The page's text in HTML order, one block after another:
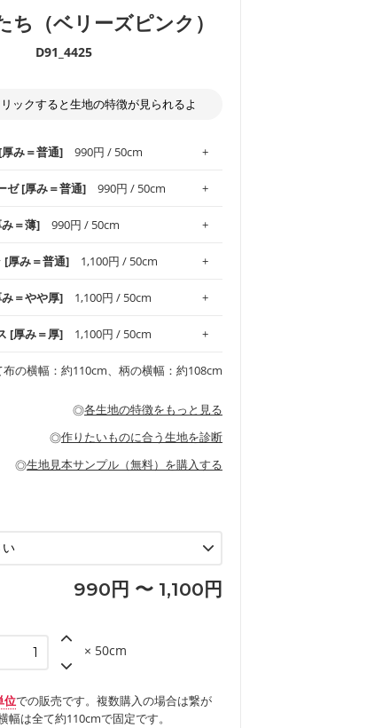
ち（ベリーズピンク）
D91_4425
ックすると生地の特徴が見られるよ
み＝普通] 990円 / 50cm
しなやかさと適度な張りを併せ持ち、
ックス生地の特徴です。当サイトのオ
布小物全般にお使いいただけます。
上履き袋などの通園通学グッズには
の寝具、カーテン
などの子ども服
ゼ [厚み＝普通] 990円 / 50cm
とした肌触りが特徴です。ベビー用品
接肌に触れるアイテムに最適です。高
てくれます。
みなどのベビーグッズ
ニック、ワンピースなどの洋服
寝具
＝薄] 990円 / 50cm
りの生地です。軽やかさとなめらかな
力。透け感があるので、涼しげなトッ
ツ、チュニックなどのトップス
[厚み＝普通] 1,100円 / 50cm
ン25％の当店のビエラ生地は、オック
わりとした柔らかい質感と適度な落ち
＝やや厚] 1,100円 / 50cm
。しっかりとした張りと厚みがありな
が特徴です。生地の厚みは中厚手で
、上履き袋などの通園通学グッズ
ロン、テーブルクロスなどの暮らしの
スカートなどのボトムス
[厚み＝厚] 1,100円 / 50cm
あります。トートバッグ・ポーチ・ペ
小物、インテリア用品に向いていま
の横幅：約110cm、柄の横幅：約108cm
◎各生地の特徴をもっと見る
◎作りたいものに合う生地を診断
◎生地見本サンプル（無料）を購入する
990円 〜 1,100円
× 50cm
位での販売です。複数購入の場合は繋が
幅は全て約110cmで固定です。